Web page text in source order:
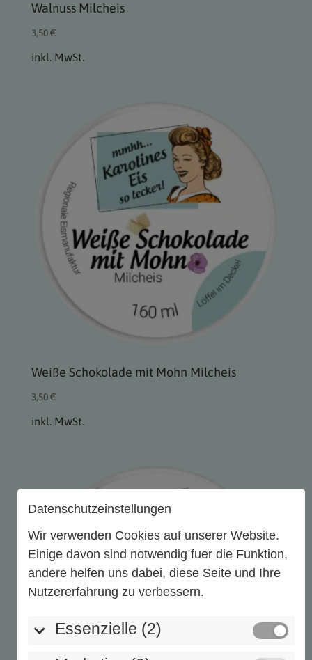
Datenschutzeinstellungen
Wir verwenden Cookies auf unserer Website.
Einige davon sind notwendig fuer die Funktion,
andere helfen uns dabei, diese Seite und Ihre
Nutzererfahrung zu verbessern.
Essenzielle (2)
Walnuss Milcheis
3,50€
inkl. MwSt.
Weiße Schokolade mit Mohn Milcheis
3,50€
inkl. MwSt.